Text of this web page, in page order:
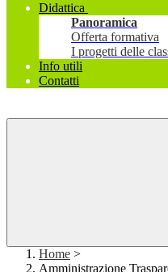
Didattica
Panoramica
Offerta formativa
I progetti delle
Info utili
Contatti
Home >
Amministrazione